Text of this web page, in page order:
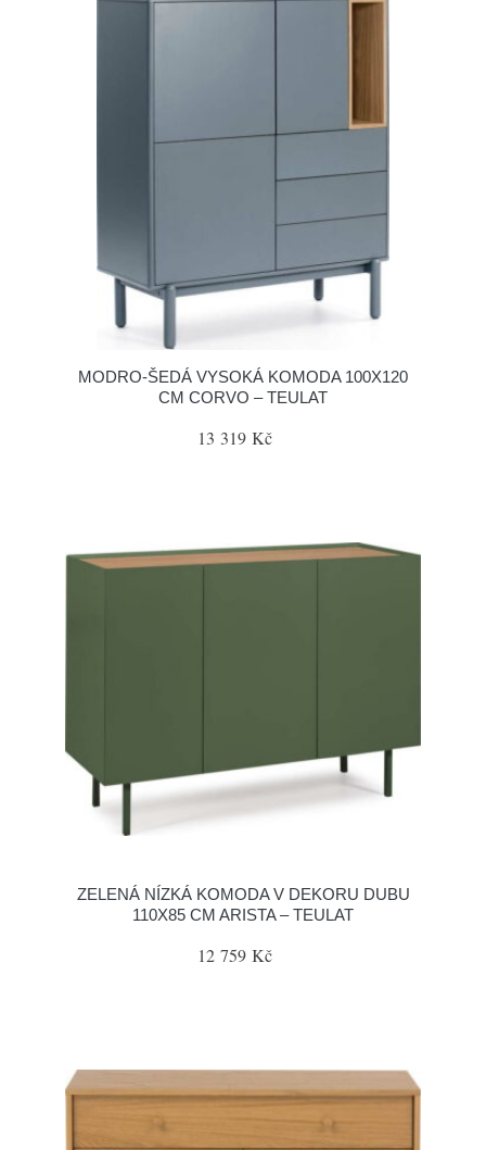
MODRO-ŠEDÁ VYSOKÁ KOMODA 100X120
CM CORVO – TEULAT
13 319 Kč
ZELENÁ NÍZKÁ KOMODA V DEKORU DUBU
110X85 CM ARISTA – TEULAT
12 759 Kč